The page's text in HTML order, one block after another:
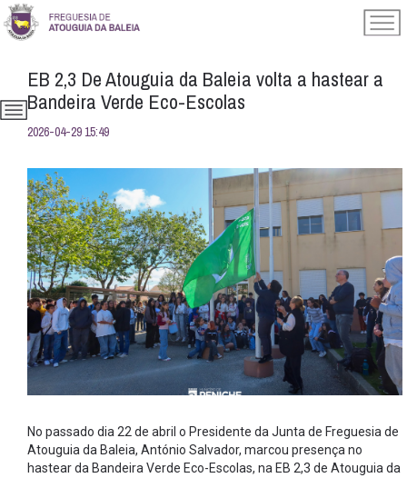
EB 2,3 De Atouguia da Baleia volta a hastear a
Bandeira Verde Eco-Escolas
2026-04-29 15:49
No passado dia 22 de abril o Presidente da Junta de Freguesia de
Atouguia da Baleia, António Salvador, marcou presença no
hastear da Bandeira Verde Eco-Escolas, na EB 2,3 de Atouguia da